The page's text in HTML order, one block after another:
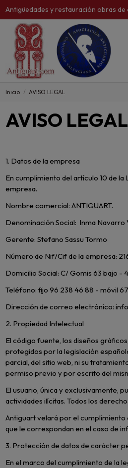
Antigüedades y restauración obras de
Inicio AVISO LEGAL
AVISO LEGAL
1. Datos de la empresa
En cumplimiento del artículo 10 de
empresa.
Nombre comercial: ANTIGUART.
Denominación Social: Inma Navarro
Gerente: Stefano Sassu Tormo
Número de Nif/Cif de la empresa:
Domicilio Social: C/ Gomis 63 bajo -
Teléfono: fijo 96 238 46 88 - móvil
Dirección de correo electrónico:
2. Propiedad Intelectual
El código fuente, los diseños
protegidos por la legislación
parcial, del sitio web, ni su
permiso previo y por escrito del
El usuario, única y exclusivamente,
actividades ilícitas. Todos los
Antiguart velará por el cumplimiento
que le correspondan en el caso de
3. Protección de datos de carácter
En el marco del cumplimiento de la